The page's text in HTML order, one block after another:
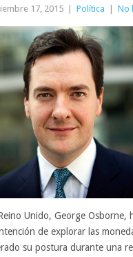
17, 2015 Política No
Unido, George Osborne,
de explorar las
su postura durante una